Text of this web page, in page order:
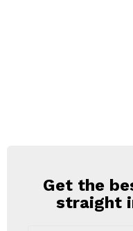
Get the
straight